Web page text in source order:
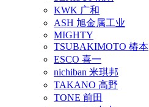
KWK 广和
ASH 旭金属工业
MIGHTY
TSUBAKIMOTO 椿本
ESCO 喜一
nichiban 米琪邦
TAKANO 高野
TONE 前田